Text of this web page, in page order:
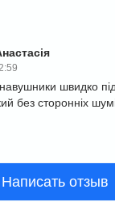
швидко
без сторонніх
Написать отзыв